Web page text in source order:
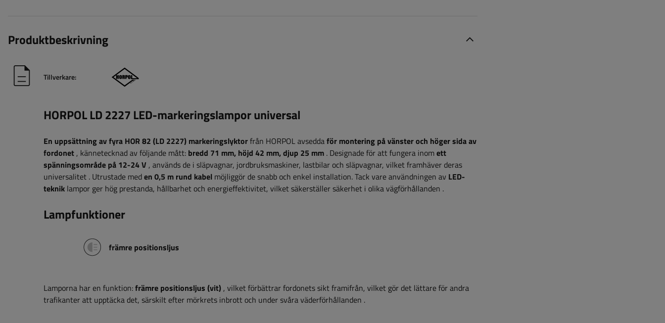
Produktbeskrivning
Tillverkare:
HORPOL LD 2227 LED-markeringslampor universal
En uppsättning av fyra HOR 82 (LD 2227) markeringslyktorfrån HORPOL avseddaför montering på vänster och höger sida av
fordonet , kännetecknad av följande mått: bredd 71 mm, höjd 42 mm, djup 25 mm . Designade för att fungera inomett
spänningsområde på 12-24 V , används de i släpvagnar, jordbruksmaskiner, lastbilar och släpvagnar, vilket framhäver deras
universalitet . Utrustade meden 0,5 m rund kabel möjliggör de snabb och enkel installation.Tack vare användningen av LED-
teknik lampor ger hög prestanda, hållbarhet och energieffektivitet, vilket säkerställer säkerhet i olika vägförhållanden .
Lampfunktioner
främre positionsljus
Lamporna har en funktion:främre positionsljus (vit) , vilket förbättrar fordonets sikt framifrån, vilket gör det lättare för andra
trafikanter att upptäcka det, särskilt efter mörkrets inbrott och under svåra väderförhållanden .